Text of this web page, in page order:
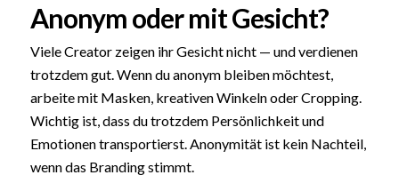
Anonym oder mit Gesicht?
Viele Creator zeigen ihr Gesicht nicht — und verdienen
trotzdem gut. Wenn du anonym bleiben möchtest,
arbeite mit Masken, kreativen Winkeln oder Cropping.
Wichtig ist, dass du trotzdem Persönlichkeit und
Emotionen transportierst. Anonymität ist kein Nachteil,
wenn das Branding stimmt.